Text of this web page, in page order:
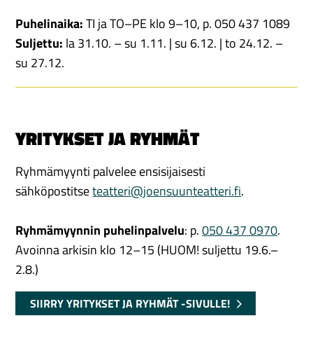
Puhelinaika:TI ja TO–PE klo 9–10, p. 050 437 1089
Suljettu: la 31.10. – su 1.11. | su 6.12. | to 24.12. –
su 27.12.
YRITYKSET JA RYHMÄT
Ryhmämyynti palvelee ensisijaisesti
sähköpostitseteatteri@joensuunteatteri.fi.
Ryhmämyynnin puhelinpalvelu: p.050 437 0970.
Avoinna arkisin klo 12–15 (HUOM! suljettu 19.6.–
2.8.)
SIIRRY YRITYKSET JA RYHMÄT -SIVULLE!